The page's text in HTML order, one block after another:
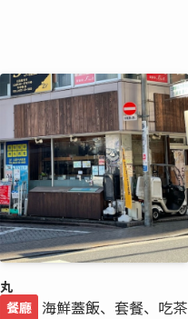
丸
餐廳 海鮮蓋飯、套餐、吃茶